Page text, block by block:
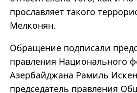
прославляет такого
Мелконян.
Обращение подписали
правления Национального
Азербайджана Рамиль
председатель правления